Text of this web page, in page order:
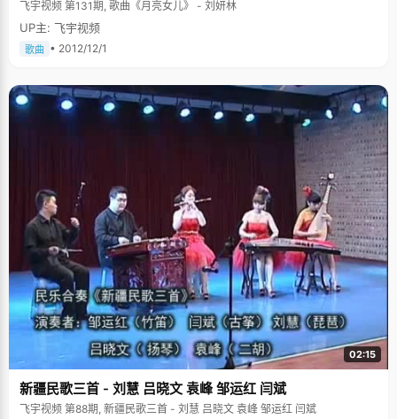
飞宇视频 第131期, 歌曲《月亮女儿》 - 刘妍林
UP主: 飞宇视频
歌曲 • 2012/12/1
02:15
新疆民歌三首 - 刘慧 吕晓文 袁峰 邹运红 闫斌
飞宇视频 第88期, 新疆民歌三首 - 刘慧 吕晓文 袁峰 邹运红 闫斌